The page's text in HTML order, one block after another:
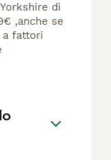
di
,anche se
a fattori